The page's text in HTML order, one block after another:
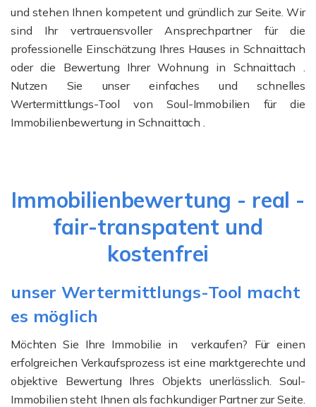
und stehen Ihnen kompetent und gründlich zur Seite. Wir
sind Ihr vertrauensvoller Ansprechpartner für die
professionelle Einschätzung Ihres Hauses in Schnaittach
oder die Bewertung Ihrer Wohnung in Schnaittach .
Nutzen Sie unser einfaches und schnelles
Wertermittlungs-Tool von Soul-Immobilien für die
Immobilienbewertung in Schnaittach .
Immobilienbewertung - real -
fair-transpatent und
kostenfrei
unser Wertermittlungs-Tool macht
es möglich
Möchten Sie Ihre Immobilie in verkaufen? Für einen
erfolgreichen Verkaufsprozess ist eine marktgerechte und
objektive Bewertung Ihres Objekts unerlässlich. Soul-
Immobilien steht Ihnen als fachkundiger Partner zur Seite.